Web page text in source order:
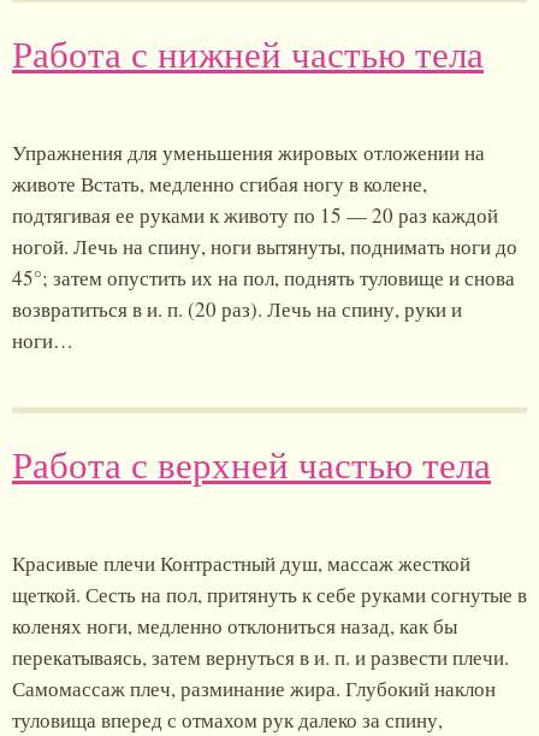
Работа с нижней частью тела
Упражнения для уменьшения жировых отложении на
животе Встать, медленно сгибая ногу в колене,
подтягивая ее руками к животу по 15 — 20 раз каждой
ногой. Лечь на спину, ноги вытянуты, поднимать ноги до
45°; затем опустить их на пол, поднять туловище и снова
возвратиться в и. п. (20 раз). Лечь на спину, руки и
ноги…
Работа с верхней частью тела
Красивые плечи Контрастный душ, массаж жесткой
щеткой. Сесть на пол, притянуть к себе руками согнутые в
коленях ноги, медленно отклониться назад, как бы
перекатываясь, затем вернуться в и. п. и развести плечи.
Самомассаж плеч, разминание жира. Глубокий наклон
туловища вперед с отмахом рук далеко за спину,